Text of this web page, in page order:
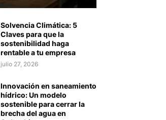
Solvencia Climática: 5
Claves para que la
sostenibilidad haga
rentable a tu empresa
julio 27, 2026
Innovación en saneamiento
hídrico: Un modelo
sostenible para cerrar la
brecha del agua en